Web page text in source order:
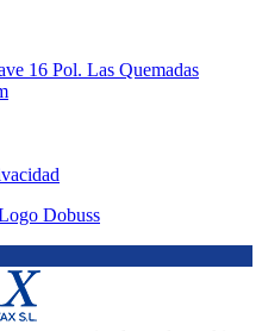
16 Pol. Las Quemadas